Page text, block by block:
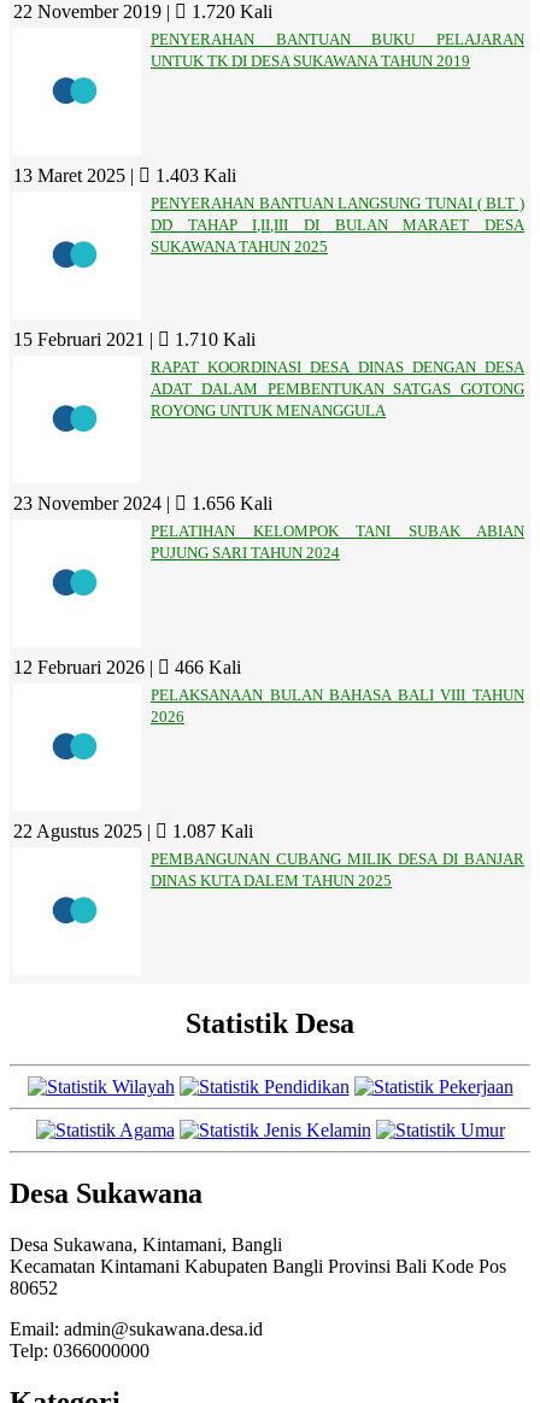
22 November 2019 | 1.720 Kali
PENYERAHAN BANTUAN BUKU PELAJARAN
UNTUK TK DI DESA SUKAWANA TAHUN 2019
13 Maret 2025 | 1.403 Kali
PENYERAHAN BANTUAN LANGSUNG TUNAI ( BLT )
DD TAHAP I,II,III DI BULAN MARAET DESA
SUKAWANA TAHUN 2025
15 Februari 2021 | 1.710 Kali
RAPAT KOORDINASI DESA DINAS DENGAN DESA
ADAT DALAM PEMBENTUKAN SATGAS GOTONG
ROYONG UNTUK MENANGGULA
23 November 2024 | 1.656 Kali
PELATIHAN KELOMPOK TANI SUBAK ABIAN
PUJUNG SARI TAHUN 2024
12 Februari 2026 | 466 Kali
PELAKSANAAN BULAN BAHASA BALI VIII TAHUN
2026
22 Agustus 2025 | 1.087 Kali
PEMBANGUNAN CUBANG MILIK DESA DI BANJAR
DINAS KUTA DALEM TAHUN 2025
Statistik Desa
Desa Sukawana
Desa Sukawana, Kintamani, Bangli
Kecamatan Kintamani Kabupaten Bangli Provinsi Bali Kode Pos
80652
Email: admin@sukawana.desa.id
Telp: 0366000000